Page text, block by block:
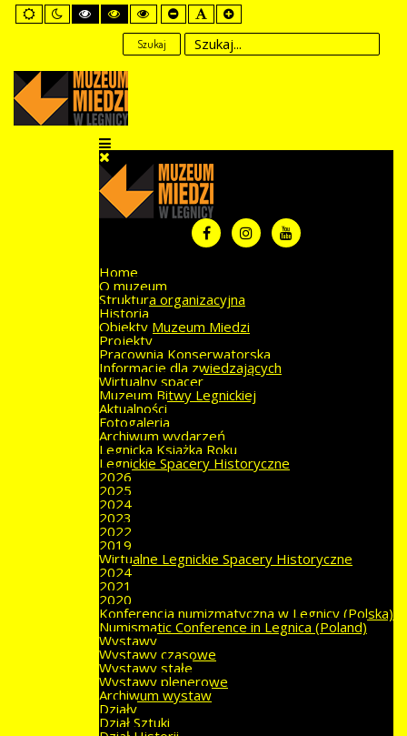
Default
mode
Night
mode
High
Contrast
mode
High
Contrast
Black
Yellow
mode
High
Contrast
Yellow
Black
mode
Set
Smaller
Font
Set
Default
Font
Set
Larger
Font
Szukaj
Home
O muzeum
Struktura organizacyjna
Historia
Obiekty Muzeum Miedzi
Projekty
Pracownia Konserwatorska
Informacje dla zwiedzających
Wirtualny spacer
Muzeum Bitwy Legnickiej
Aktualności
Fotogaleria
Archiwum wydarzeń
Legnicka Książka Roku
Legnickie Spacery Historyczne
2026
2025
2024
2023
2022
2019
Wirtualne Legnickie Spacery Historyczne
2024
2021
2020
Konferencja numizmatyczna w Legnicy (Polska)
Numismatic Conference in Legnica (Poland)
Wystawy
Wystawy czasowe
Wystawy stałe
Wystawy plenerowe
Archiwum wystaw
Działy
Dział Sztuki